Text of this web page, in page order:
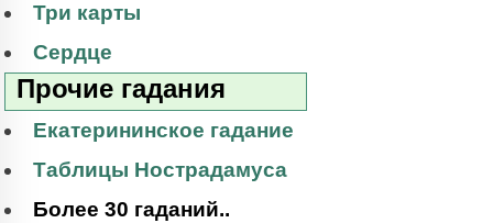
Три карты
Сердце
Прочие гадания
Екатерининское гадание
Таблицы Нострадамуса
Более 30 гаданий..